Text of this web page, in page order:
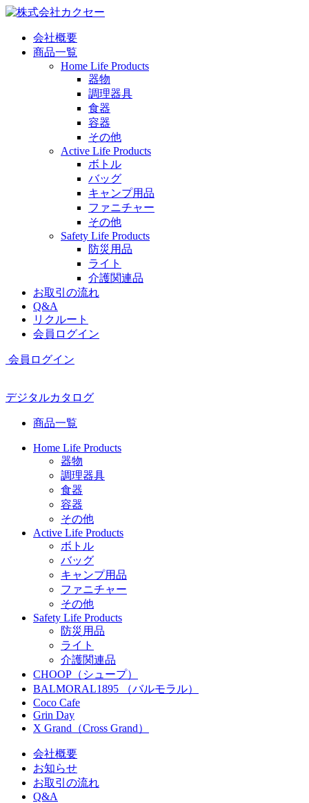
会社概要
商品一覧
Home Life Products
器物
調理器具
食器
容器
その他
Active Life Products
ボトル
バッグ
キャンプ用品
ファニチャー
その他
Safety Life Products
防災用品
ライト
介護関連品
お取引の流れ
Q&A
リクルート
会員ログイン
会員ログイン
デジタルカタログ
商品一覧
Home Life Products
器物
調理器具
食器
容器
その他
Active Life Products
ボトル
バッグ
キャンプ用品
ファニチャー
その他
Safety Life Products
防災用品
ライト
介護関連品
CHOOP（シュープ）
BALMORAL1895 （バルモラル）
Coco Cafe
Grin Day
X Grand（Cross Grand）
会社概要
お知らせ
お取引の流れ
Q&A